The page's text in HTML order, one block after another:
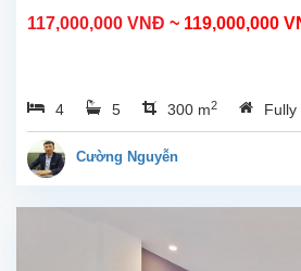
117,000,000 VNĐ ~ 119,000,000
4 5 300 m2 Fully
Cường Nguyễn